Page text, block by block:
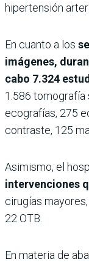
hipertensión
En cuanto a los
imágenes,
cabo 7.324
1.586
ecografías, 275
contraste, 125
Asimismo, el
intervenciones
cirugías
22 OTB.
En materia de